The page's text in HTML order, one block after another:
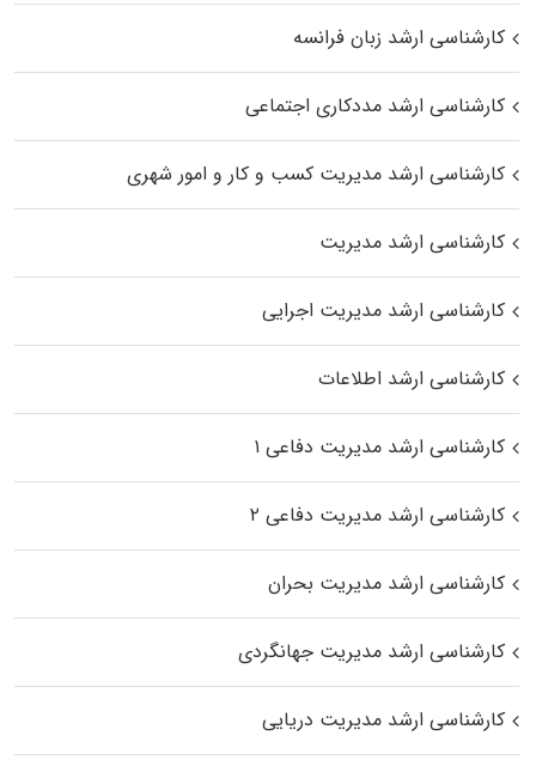
کارشناسی ارشد زبان فرانسه
کارشناسی ارشد مددکاری اجتماعی
کارشناسی ارشد مدیریت کسب و کار و امور شهری
کارشناسی ارشد مدیریت
کارشناسی ارشد مدیریت اجرایی
کارشناسی ارشد اطلاعات
کارشناسی ارشد مدیریت دفاعی ۱
کارشناسی ارشد مدیریت دفاعی ۲
کارشناسی ارشد مدیریت بحران
کارشناسی ارشد مدیریت جهانگردی
کارشناسی ارشد مدیریت دریایی